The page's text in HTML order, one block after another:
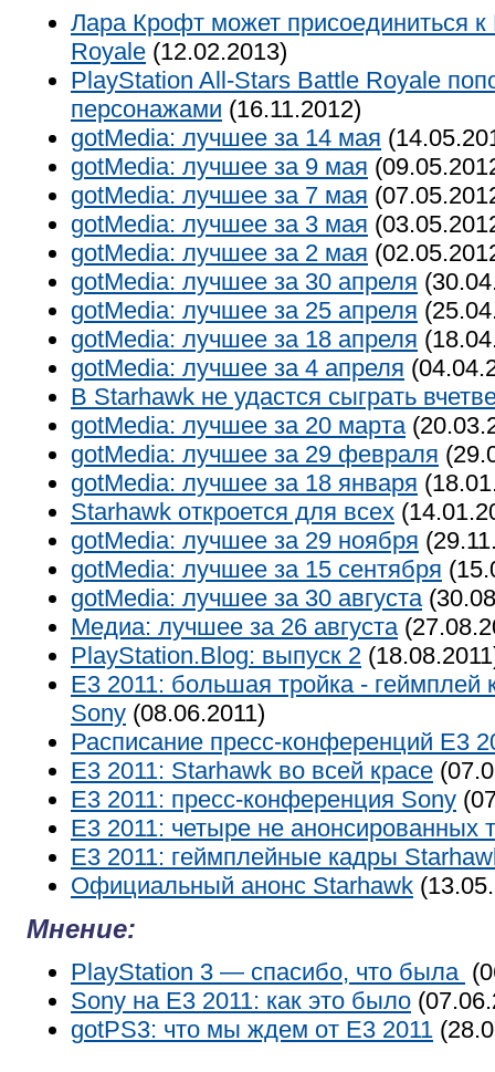
Лара Крофт может присоединиться
Royale (12.02.2013)
PlayStation All-Stars Battle Royale
персонажами (16.11.2012)
gotMedia: лучшее за 14 мая
gotMedia: лучшее за 9 мая
gotMedia: лучшее за 7 мая
gotMedia: лучшее за 3 мая
gotMedia: лучшее за 2 мая
gotMedia: лучшее за 30 апреля
gotMedia: лучшее за 25 апреля
gotMedia: лучшее за 18 апреля
gotMedia: лучшее за 4 апреля
В Starhawk не удастся сыграть
gotMedia: лучшее за 20 марта
gotMedia: лучшее за 29 февраля
gotMedia: лучшее за 18 января
Starhawk откроется для всех
gotMedia: лучшее за 29 ноября
gotMedia: лучшее за 15 сентября
gotMedia: лучшее за 30 августа
Медиа: лучшее за 26 августа
PlayStation.Blog: выпуск 2
E3 2011: большая тройка - геймплей
Sony (08.06.2011)
Расписание пресс-конференций E3
E3 2011: Starhawk во всей красе
E3 2011: пресс-конференция Sony
E3 2011: четыре не анонсированных
E3 2011: геймплейные кадры
Официальный анонс Starhawk
Мнение:
PlayStation 3 — спасибо, что была
Sony на E3 2011: как это было
gotPS3: что мы ждем от Е3 2011